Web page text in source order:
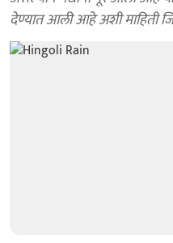
देण्यात आली आहे अशी माहिती